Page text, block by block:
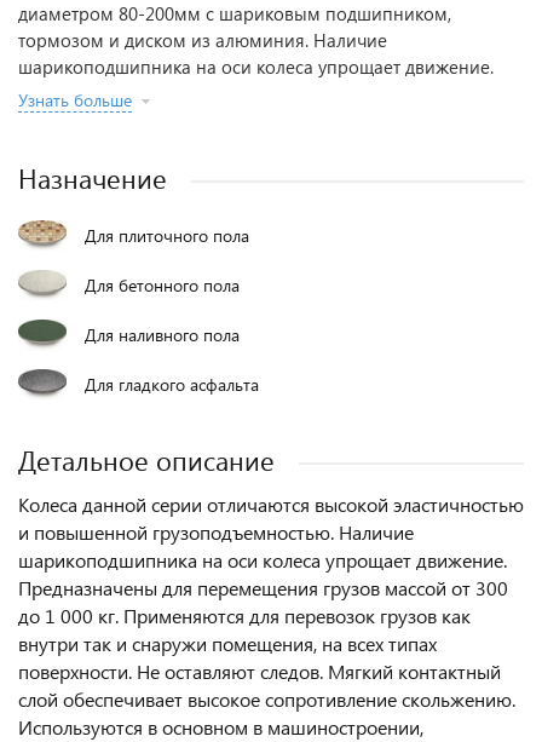
диаметром 80-200мм с шариковым подшипником,
тормозом и диском из алюминия. Наличие
шарикоподшипника на оси колеса упрощает движение.
Узнать больше
Назначение
Для плиточного пола
Для бетонного пола
Для наливного пола
Для гладкого асфальта
Детальное описание
Колеса данной серии отличаются высокой эластичностью
и повышенной грузоподъемностью. Наличие
шарикоподшипника на оси колеса упрощает движение.
Предназначены для перемещения грузов массой от 300
до 1 000 кг. Применяются для перевозок грузов как
внутри так и снаружи помещения, на всех типах
поверхности. Не оставляют следов. Мягкий контактный
слой обеспечивает высокое сопротивление скольжению.
Используются в основном в машиностроении,